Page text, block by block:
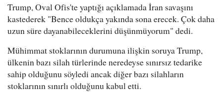
Trump, Oval Ofis'te yaptığı açıklamada İran savaşını
kastederek "Bence oldukça yakında sona erecek. Çok daha
uzun süre dayanabileceklerini düşünmüyorum" dedi.
Mühimmat stoklarının durumuna ilişkin soruya Trump,
ülkenin bazı silah türlerinde neredeyse sınırsız tedarike
sahip olduğunu söyledi ancak diğer bazı silahların
stoklarının sınırlı olduğunu kabul etti.